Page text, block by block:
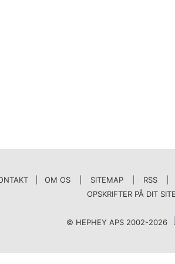
| OM OS SITEMAP RSS
OPSKRIFTER PÅ DIT SITE
© HEPHEY APS 2002-2026